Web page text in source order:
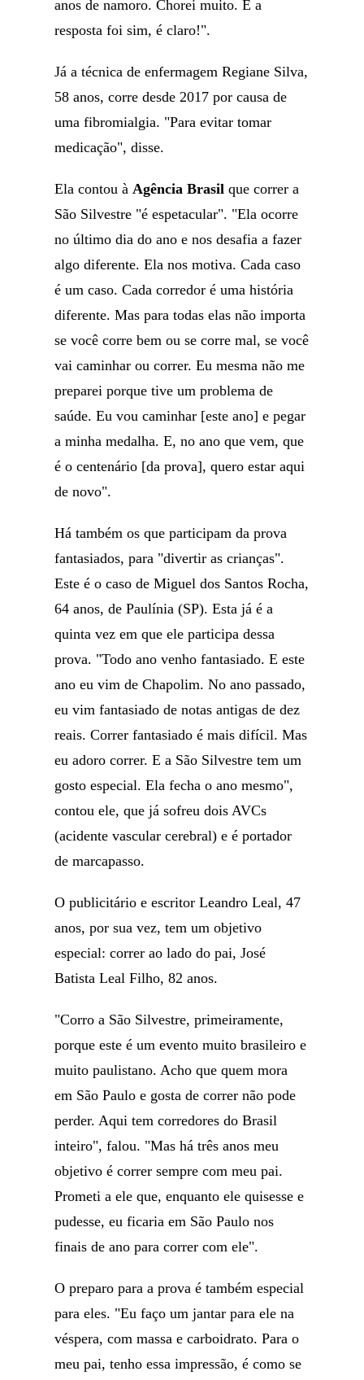
anos de namoro. Chorei muito. E a
resposta foi sim, é claro!".
Já a técnica de enfermagem Regiane Silva,
58 anos, corre desde 2017 por causa de
uma fibromialgia. "Para evitar tomar
medicação", disse.
Ela contou àAgência Brasil que correr a
São Silvestre "é espetacular". "Ela ocorre
no último dia do ano e nos desafia a fazer
algo diferente. Ela nos motiva. Cada caso
é um caso. Cada corredor é uma história
diferente. Mas para todas elas não importa
se você corre bem ou se corre mal, se você
vai caminhar ou correr. Eu mesma não me
preparei porque tive um problema de
saúde. Eu vou caminhar [este ano] e pegar
a minha medalha. E, no ano que vem, que
é o centenário [da prova], quero estar aqui
de novo".
Há também os que participam da prova
fantasiados, para "divertir as crianças".
Este é o caso de Miguel dos Santos Rocha,
64 anos, de Paulínia (SP). Esta já é a
quinta vez em que ele participa dessa
prova. "Todo ano venho fantasiado. E este
ano eu vim de Chapolim. No ano passado,
eu vim fantasiado de notas antigas de dez
reais. Correr fantasiado é mais difícil. Mas
eu adoro correr. E a São Silvestre tem um
gosto especial. Ela fecha o ano mesmo",
contou ele, que já sofreu dois AVCs
(acidente vascular cerebral) e é portador
de marcapasso.
O publicitário e escritor Leandro Leal, 47
anos, por sua vez, tem um objetivo
especial: correr ao lado do pai, José
Batista Leal Filho, 82 anos.
"Corro a São Silvestre, primeiramente,
porque este é um evento muito brasileiro e
muito paulistano. Acho que quem mora
em São Paulo e gosta de correr não pode
perder. Aqui tem corredores do Brasil
inteiro", falou. "Mas há três anos meu
objetivo é correr sempre com meu pai.
Prometi a ele que, enquanto ele quisesse e
pudesse, eu ficaria em São Paulo nos
finais de ano para correr com ele".
O preparo para a prova é também especial
para eles. "Eu faço um jantar para ele na
véspera, com massa e carboidrato. Para o
meu pai, tenho essa impressão, é como se